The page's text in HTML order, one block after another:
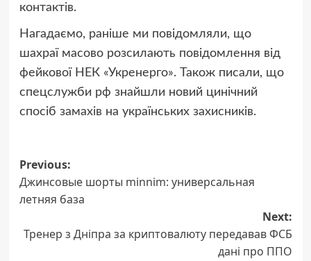
контактів.
Нагадаємо, раніше ми повідомляли, що
шахраї масово розсилають повідомлення від
фейкової НЕК «Укренерго». Також писали, що
спецслужби рф знайшли новий цинічний
спосіб замахів на українських захисників.
Post
navigation
Previous:
Джинсовые шорты minnim: универсальная
летняя база
Next:
Тренер з Дніпра за криптовалюту передавав ФСБ
дані про ППО